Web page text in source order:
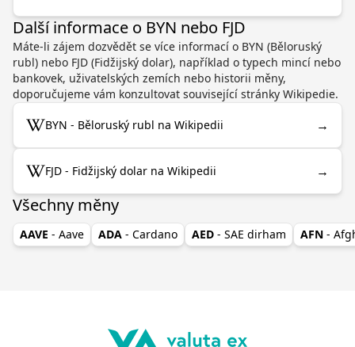
Další informace o BYN nebo FJD
Máte-li zájem dozvědět se více informací o BYN (Běloruský
rubl) nebo FJD (Fidžijský dolar), například o typech mincí nebo
bankovek, uživatelských zemích nebo historii měny,
doporučujeme vám konzultovat související stránky Wikipedie.
BYN - Běloruský rubl na Wikipedii →
FJD - Fidžijský dolar na Wikipedii →
Všechny měny
AAVE - Aave ADA - Cardano AED - SAE dirham AFN -